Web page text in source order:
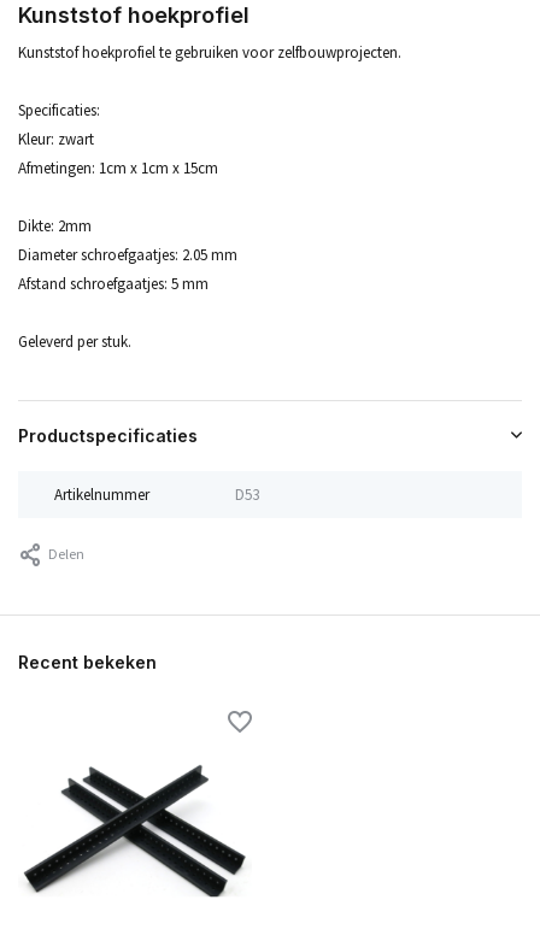
Kunststof hoekprofiel
Kunststof hoekprofiel te gebruiken voor zelfbouwprojecten.
Specificaties:
Kleur: zwart
Afmetingen: 1cm x 1cm x 15cm
Dikte: 2mm
Diameter schroefgaatjes: 2.05 mm
Afstand schroefgaatjes: 5 mm
Geleverd per stuk.
Productspecificaties
Artikelnummer D53
Delen
Recent bekeken